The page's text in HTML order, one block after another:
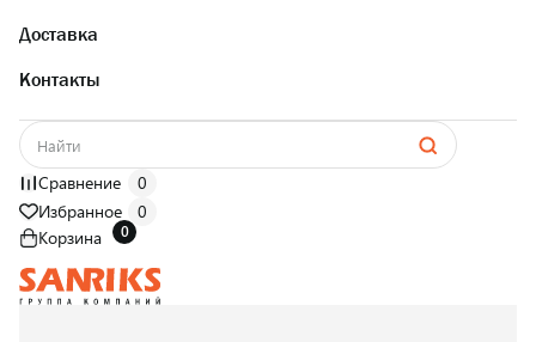
Доставка
Контакты
Сравнение
0
Избранное
0
Корзина
0